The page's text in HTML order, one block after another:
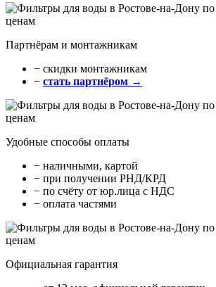
Партнёрам и монтажникам
− cкидки монтажникам
− стать партнёром →
Удобные способы оплаты
− наличными, картой
− при получении РНД/КРД
− по счёту от юр.лица с НДС
− оплата частями
Официальная гарантия